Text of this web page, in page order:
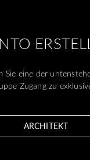
Sie eine der
Zugang zu
ARCHITEKT